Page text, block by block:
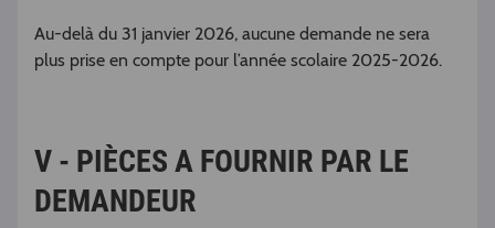
Au-delà du 31 janvier 2026, aucune demande ne sera
plus prise en compte pour l’année scolaire 2025-2026.
V - PIÈCES A FOURNIR PAR LE
DEMANDEUR